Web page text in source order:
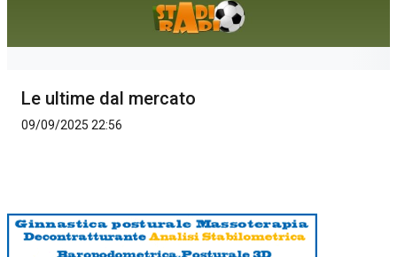
Le ultime dal mercato
09/09/2025 22:56